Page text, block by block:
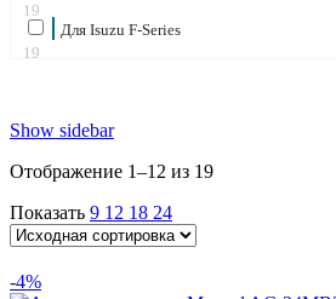
19
Для Isuzu F-Series
19
19
19
19
для Kenworth
Show sidebar
Отображение 1–12 из 19
Показать 9 12 18 24
-4%